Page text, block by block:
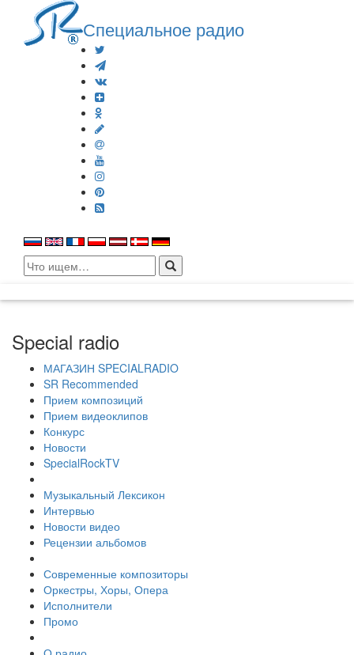
Специальное радио
Search
for:
Special radio
МАГАЗИН SPECIALRADIO
SR Recommended
Прием композиций
Прием видеоклипов
Конкурс
Новости
SpecialRockTV
Музыкальный Лексикон
Интервью
Новости видео
Рецензии альбомов
Современные композиторы
Оркестры, Хоры, Опера
Исполнители
Промо